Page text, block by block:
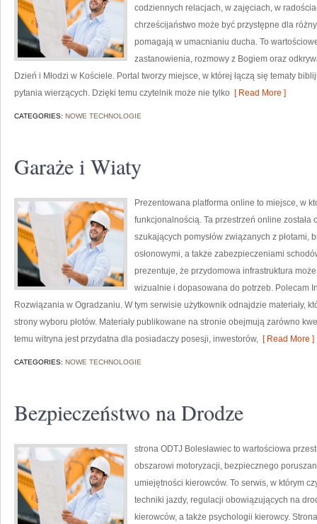
codziennych relacjach, w zajęciach, w
chrześcijaństwo może być przystępne dla
pomagają w umacnianiu ducha. To
zastanowienia, rozmowy z Bogiem oraz
Dzień i Młodzi w Kościele. Portal tworzy miejsce, w której łączą się tematy
pytania wierzących. Dzięki temu czytelnik może nie tylko [ Read More ]
CATEGORIES: NOWE TECHNOLOGIE
Garaże i Wiaty
Prezentowana platforma online to miejsce, w
funkcjonalnością. Ta przestrzeń online
szukających pomysłów związanych z
osłonowymi, a także zabezpieczeniami
prezentuje, że przydomowa infrastruktura
wizualnie i dopasowana do potrzeb. Polecam
Rozwiązania w Ogradzaniu. W tym serwisie użytkownik odnajdzie materiały,
strony wyboru płotów. Materiały publikowane na stronie obejmują zarówno
temu witryna jest przydatna dla posiadaczy posesji, inwestorów, [ Read More ]
CATEGORIES: NOWE TECHNOLOGIE
Bezpieczeństwo na Drodze
strona ODTJ Bolesławiec to wartościowa
obszarowi motoryzacji, bezpiecznego
umiejętności kierowców. To serwis, w którym
techniki jazdy, regulacji obowiązujących na
kierowców, a także psychologii kierowcy.